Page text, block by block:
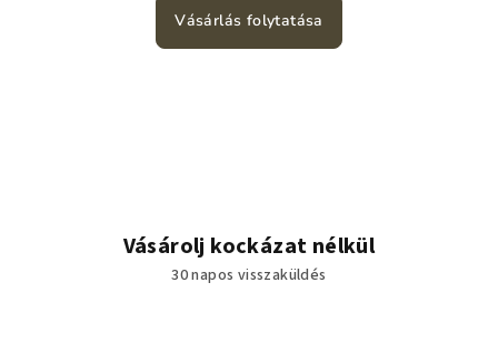
Vásárlás folytatása
Vásárolj kockázat nélkül
30 napos visszaküldés